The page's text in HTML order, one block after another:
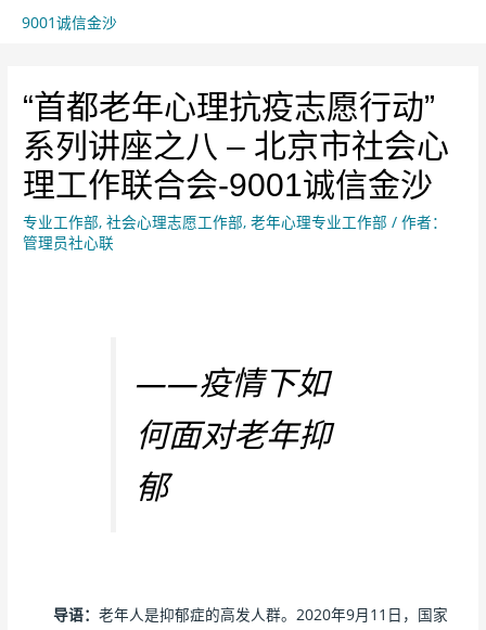
9001诚信金沙
“首都老年心理抗疫志愿行动”
系列讲座之八 – 北京市社会心
理工作联合会-9001诚信金沙
专业工作部,社会心理志愿工作部,老年心理专业工作部 / 作者：
管理员社心联
——疫情下如
何面对老年抑
郁
导语：老年人是抑郁症的高发人群。2020年9月11日，国家